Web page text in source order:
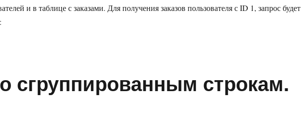
и в таблице с заказами. Для получения заказов пользователя с ID 1, запрос будет
сгруппированным строкам.